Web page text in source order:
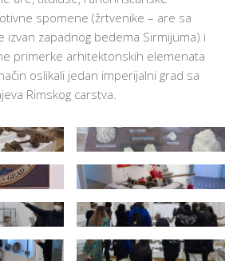
spomene (žrtvenike – are sa
izvan zapadnog bedema Sirmijuma) i
primerke arhitektonskih elemenata
oslikali jedan imperijalni grad sa
Rimskog carstva.